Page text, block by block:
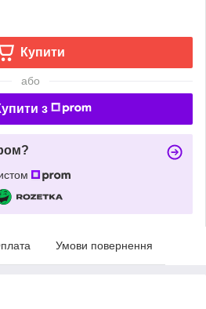
Купити
або
з
Умови повернення